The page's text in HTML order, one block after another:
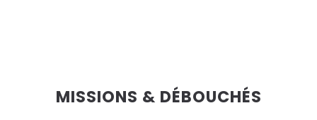
MISSIONS & DÉBOUCHÉS